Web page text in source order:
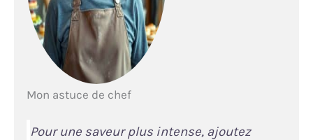
Mon astuce de chef
Pour une saveur plus intense, ajoutez